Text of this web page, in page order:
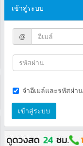
เข้าสู่ระบบ
@
จำอีเมล์และรหัสผ่าน
เข้าสู่ระบบ